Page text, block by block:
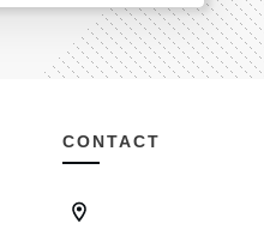
CONTACT